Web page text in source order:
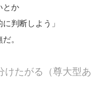
とか
判断しよう」
。
けたがる（尊大型あ